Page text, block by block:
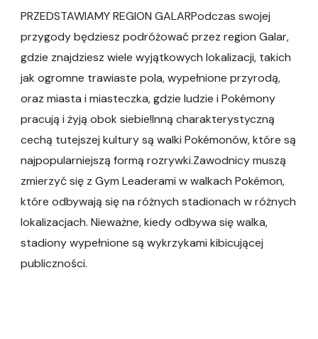
PRZEDSTAWIAMY REGION GALARPodczas swojej
przygody będziesz podróżować przez region Galar,
gdzie znajdziesz wiele wyjątkowych lokalizacji, takich
jak ogromne trawiaste pola, wypełnione przyrodą,
oraz miasta i miasteczka, gdzie ludzie i Pokémony
pracują i żyją obok siebie!Inną charakterystyczną
cechą tutejszej kultury są walki Pokémonów, które są
najpopularniejszą formą rozrywki.Zawodnicy muszą
zmierzyć się z Gym Leaderami w walkach Pokémon,
które odbywają się na różnych stadionach w różnych
lokalizacjach. Nieważne, kiedy odbywa się walka,
stadiony wypełnione są wykrzykami kibicującej
publiczności.